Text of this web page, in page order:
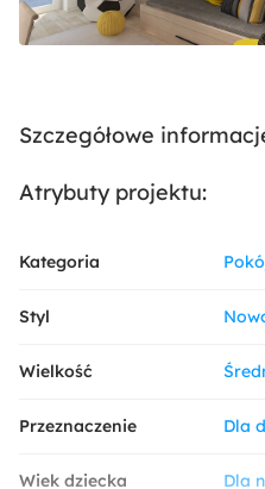
Szczegółowe
Atrybuty projektu:
Kategoria
Styl
Wielkość
Przeznaczenie Dla
Wiek dziecka Dla